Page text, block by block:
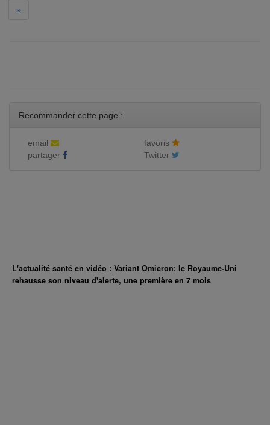
»
Recommander cette page :
email
favoris
partager
Twitter
L'actualité santé en vidéo : Variant Omicron: le Royaume-Uni
rehausse son niveau d'alerte, une première en 7 mois